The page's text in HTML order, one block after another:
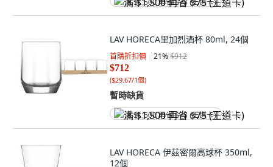
满 $1,500 再省 $75 (王道卡)
LAV HORECA里加烈酒杯 80ml, 24個
首購折扣價 21%$912
$712
($29.67/1個)
暫時缺貨
满 $1,500 再省 $75 (王道卡)
LAV HORECA 伊茲密爾高球杯 350ml,
12個